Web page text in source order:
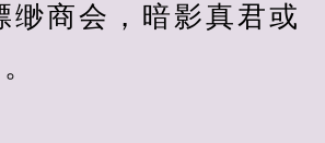
会，暗影真君或